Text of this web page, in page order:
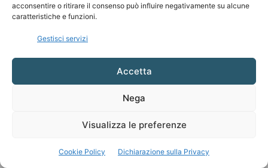
acconsentire o ritirare il consenso può influire negativamente su alcune
caratteristiche e funzioni.
Gestisci servizi
Accetta
Nega
Visualizza le preferenze
Cookie Policy Dichiarazione sulla Privacy